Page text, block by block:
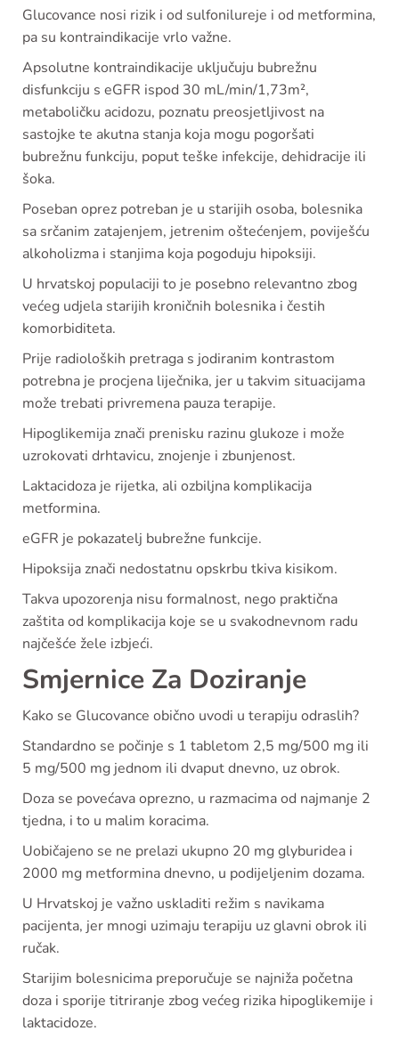
Glucovance nosi rizik i od sulfonilureje i od metformina,
pa su kontraindikacije vrlo važne.
Apsolutne kontraindikacije uključuju bubrežnu
disfunkciju s eGFR ispod 30 mL/min/1,73m²,
metaboličku acidozu, poznatu preosjetljivost na
sastojke te akutna stanja koja mogu pogoršati
bubrežnu funkciju, poput teške infekcije, dehidracije ili
šoka.
Poseban oprez potreban je u starijih osoba, bolesnika
sa srčanim zatajenjem, jetrenim oštećenjem, poviješću
alkoholizma i stanjima koja pogoduju hipoksiji.
U hrvatskoj populaciji to je posebno relevantno zbog
većeg udjela starijih kroničnih bolesnika i čestih
komorbiditeta.
Prije radioloških pretraga s jodiranim kontrastom
potrebna je procjena liječnika, jer u takvim situacijama
može trebati privremena pauza terapije.
Hipoglikemija znači prenisku razinu glukoze i može
uzrokovati drhtavicu, znojenje i zbunjenost.
Laktacidoza je rijetka, ali ozbiljna komplikacija
metformina.
eGFR je pokazatelj bubrežne funkcije.
Hipoksija znači nedostatnu opskrbu tkiva kisikom.
Takva upozorenja nisu formalnost, nego praktična
zaštita od komplikacija koje se u svakodnevnom radu
najčešće žele izbjeći.
Smjernice Za Doziranje
Kako se Glucovance obično uvodi u terapiju odraslih?
Standardno se počinje s 1 tabletom 2,5 mg/500 mg ili
5 mg/500 mg jednom ili dvaput dnevno, uz obrok.
Doza se povećava oprezno, u razmacima od najmanje 2
tjedna, i to u malim koracima.
Uobičajeno se ne prelazi ukupno 20 mg glyburidea i
2000 mg metformina dnevno, u podijeljenim dozama.
U Hrvatskoj je važno uskladiti režim s navikama
pacijenta, jer mnogi uzimaju terapiju uz glavni obrok ili
ručak.
Starijim bolesnicima preporučuje se najniža početna
doza i sporije titriranje zbog većeg rizika hipoglikemije i
laktacidoze.